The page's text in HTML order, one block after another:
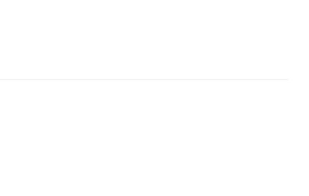
– dieses Shirt bietet die perfekte